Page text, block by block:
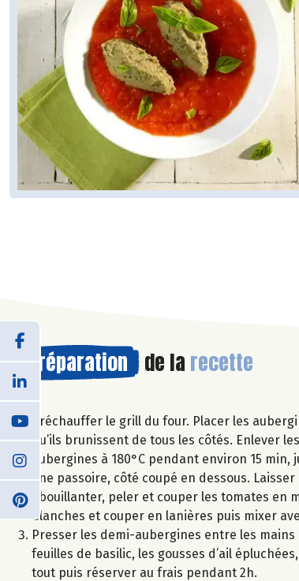
Préparation de la recette
Préchauffer le grill du four. Placer les
qu’ils brunissent de tous les côtés. Enlever
aubergines à 180°C pendant environ 15
une passoire, côté coupé en dessous.
Ebouillanter, peler et couper les tomates en
blanches et couper en lanières puis mixer
Presser les demi-aubergines entre les
feuilles de basilic, les gousses d’ail
tout puis réserver au frais pendant 2h.